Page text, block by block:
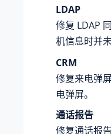
LDAP
修复 LDAP
机信息时并
CRM
修复来电弹
电弹屏。
通话报告
修复通话报